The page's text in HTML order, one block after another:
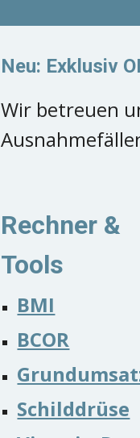
Neu: Exklusiv
Wir betreuen
Rechner &
Tools
BMI
BCOR
Schilddrüse